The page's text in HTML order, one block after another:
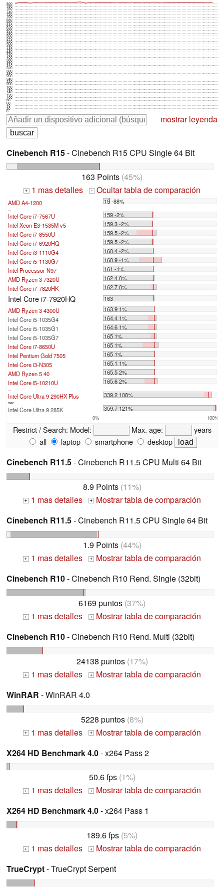
0
20
40
60
80
100
120
140
160
180
200
220
240
260
280
300
320
340
360
380
400
420
440
460
480
500
520
540
560
580
600
620
640
660
680
700
720
740
760
780
800
mostrar leyenda
Cinebench R15- Cinebench R15 CPU Single 64 Bit
163 Points (45%)
+ 1 mas detalles - Ocultar tabla de comparación
AMD A4-1200 19 -88%
...
Intel Core i7-7567U
159 -2%
Intel Xeon E3-1535M v5
159.3 -2%
Intel Core i7-8550U
159.5 -2%
Intel Core i7-6920HQ
159.5 -2%
Intel Core i3-1110G4
160.4 -2%
Intel Core i5-1130G7
160.9 -1%
Intel Processor N97
161 -1%
AMD Ryzen 3 7320U
162.4 0%
Intel Core i7-7820HK
162.7 0%
Intel Core i7-7920HQ
163
AMD Ryzen 3 4300U
163.9 1%
Intel Core i5-1035G4
164.4 1%
Intel Core i5-1035G1
164.6 1%
Intel Core i5-1035G7
165 1%
Intel Core i7-8650U
165 1%
Intel Pentium Gold 7505
165 1%
Intel Core i3-N305
165.1 1%
AMD Ryzen 5 40
165.5 2%
Intel Core i5-10210U
165.6 2%
...
Intel Core Ultra 9 290HX Plus 339.2 108%
max:
Intel Core Ultra 9 285K 359.7 121%
0% 100%
Restrict / Search: Model: Max. age:
years
all
laptop smartphone desktop
Cinebench R11.5- Cinebench R11.5 CPU Multi 64 Bit
8.9 Points(11%)
+ 1 mas detalles +
Mostrar tabla de comparación
Cinebench R11.5- Cinebench R11.5 CPU Single 64 Bit
1.9 Points(44%)
+ 1 mas detalles +
Mostrar tabla de comparación
Cinebench R10- Cinebench R10 Rend. Single (32bit)
6169 puntos (37%)
+ 1 mas detalles +
Mostrar tabla de comparación
Cinebench R10- Cinebench R10 Rend. Multi (32bit)
24138 puntos(17%)
+ 1 mas detalles +
Mostrar tabla de comparación
WinRAR - WinRAR 4.0
5228 puntos(8%)
+ 1 mas detalles +
Mostrar tabla de comparación
X264 HD Benchmark 4.0- x264 Pass 2
50.6 fps(1%)
+ 1 mas detalles +
Mostrar tabla de comparación
X264 HD Benchmark 4.0- x264 Pass 1
189.6 fps (5%)
+ 1 mas detalles +
Mostrar tabla de comparación
TrueCrypt- TrueCrypt Serpent